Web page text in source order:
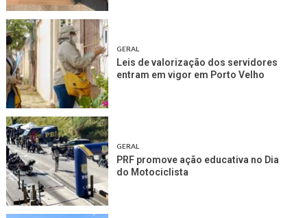
GERAL
Leis de valorização dos servidores
entram em vigor em Porto Velho
GERAL
PRF promove ação educativa no Dia
do Motociclista